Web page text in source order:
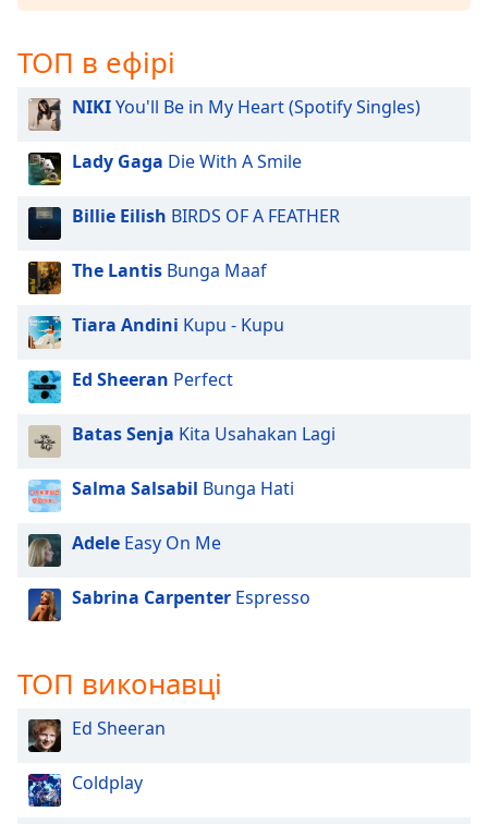
and
the
Text
Color
Opacity
Text
Color
Opacity
Caption
Area
Background
Color
Opacity
Size
Text
Style
ТОП в ефірі
NIKIYou'll Be in My Heart (Spotify Singles)
Lady Gaga Die With A Smile
Billie Eilish BIRDS OF A FEATHER
The Lantis Bunga Maaf
Tiara Andini Kupu - Kupu
Ed Sheeran Perfect
Batas Senja Kita Usahakan Lagi
Salma Salsabil Bunga Hati
Adele Easy On Me
Sabrina Carpenter Espresso
ТОП виконавці
Ed Sheeran
Coldplay